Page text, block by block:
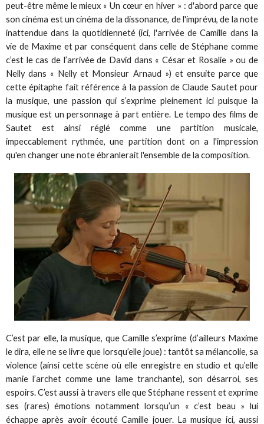
peut-être même le mieux « Un cœur en hiver » : d'abord parce que
son cinéma est un cinéma de la dissonance, de l'imprévu, de la note
inattendue dans la quotidienneté (ici, l'arrivée de Camille dans la
vie de Maxime et par conséquent dans celle de Stéphane comme
c’est le cas de l’arrivée de David dans « César et Rosalie » ou de
Nelly dans « Nelly et Monsieur Arnaud ») et ensuite parce que
cette épitaphe fait référence à la passion de Claude Sautet pour
la musique, une passion qui s’exprime pleinement ici puisque la
musique est un personnage à part entière. Le tempo des films de
Sautet est ainsi réglé comme une partition musicale,
impeccablement rythmée, une partition dont on a l'impression
qu'en changer une note ébranlerait l'ensemble de la composition.
C’est par elle, la musique, que Camille s’exprime (d’ailleurs Maxime
le dira, elle ne se livre que lorsqu’elle joue) : tantôt sa mélancolie, sa
violence (ainsi cette scène où elle enregistre en studio et qu’elle
manie l’archet comme une lame tranchante), son désarroi, ses
espoirs. C’est aussi à travers elle que Stéphane ressent et exprime
ses (rares) émotions notamment lorsqu’un « c’est beau » lui
échappe après avoir écouté Camille jouer. La musique ici, aussi